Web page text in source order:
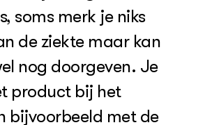
soms merk je niks
de ziekte maar kan
nog doorgeven. Je
product bij het
bijvoorbeeld met de